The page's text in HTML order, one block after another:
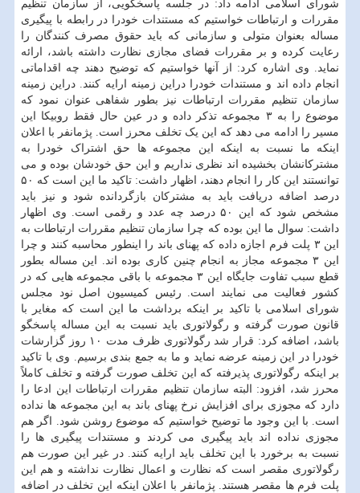
شورای اسلامی ادامه‬ داد: در جلسه پاسخگویی، از سازمان تنظیم
مقررات و ارتباطات خواستیم که مستندات خودرا در رابطه با پیگیری
مساله بعنوان متولی و سازمانی که باید حقوق مصرف کنندگان را
رعایت کرده و بر مقررات فضای مجازی نظارت داشته باشد، ارائه
نماید. وی اشاره کرد: از آنها خواستیم که توضیح دهند چه اقداماتی
انجام داده اند و مستندات خودرا دراین زمینه ارایه کنند. دراین زمینه
سازمان تنظیم مقررات ارتباطات نیز بطور شفاهی عنوان نمود که
موضوع را به ۳ مجموعه تذکر داده و در عین حال فقط روبیکا این
مسیر را ادامه می دهد که این یک تخلف محرز است. پژمانفر با اعلان
اینکه ما نسبت به اینکه این مجموعه ها حق اشتراک خودرا به
مشترکانشان بخشیده اند نظری نداریم و این حق خودشان بوده و می
توانستند این کار را انجام دهند، اظهار داشت: تاکید ما این است که ۵۰
درصد اضافه دریافت باید به مشترکان بازگردانده شود و نیز باید
مشخص شود که این ۵۰ درصد چه عدد و رقمی است. وی اظهار
داشت: سوال ما این بوده که چرا سازمان تنظیم مقررات ارتباطات به
این ۳ پلت فرم اجازه داده که پهنای باند را اینطور محاسبه کنند و چرا
این ۳ مجموعه مجاز به انجام چنین کاری بوده اند. این مساله بطور
قطع سبب تفاوت جایگاه این ۳ مجموعه با باقی مجموعه هایی که در
کشور فعالیت می نمایند است. رئیس ‏کمیسیون اصل نود مجلس
شورای اسلامی‬ با تاکید بر اینکه برداشت ما این است که مغایر با
قانون صورت گرفته و رگولاتوری باید نسبت به این مساله پاسخگو
باشد، اضافه کرد: قرار شد رگولاتوری ظرف مدت ۱۰ روز گزارشات
خودرا در این زمینه عرضه نماید و ما به جمع بندی برسیم. وی با تاکید
بر اینکه رگولاتوری پذیرفته که این تخلف صورت گرفته و تخلف کاملاً
محرز شد، افزود: البته سازمان تنظیم مقررات ارتباطات این ادعا را
دارد که مجوزی برای افزایش نرخ پهنای باند به این مجموعه ها نداده
است. با این وجود ما توضیح خواستیم که موضوع روشن شود. اگر هم
مجوزی نداده اند باید پیگیری می کردند و مستندات پیگیری ها را
نسبت به برخورد با این تخلف باید ارایه کنند. در غیر این صورت هم
رگولاتوری مقصر است که نظارت و اعمال نظارت نداشته و هم این
پلت فرم ها مقصر هستند. پژمانفر با اعلان اینکه این تخلف در اضافه